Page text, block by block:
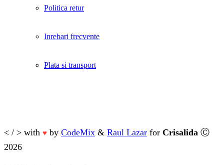
Politica retur
Inrebari frecvente
Plata si transport
< / > with ♥ by CodeMix & Raul Lazar for Crisalida Ⓒ
2026